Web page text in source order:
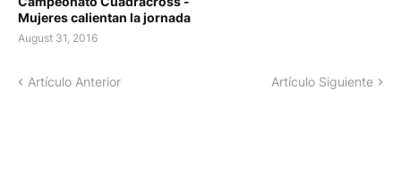
Mujeres calientan la jornada
August 31, 2016
Artículo Anterior Artículo Siguiente